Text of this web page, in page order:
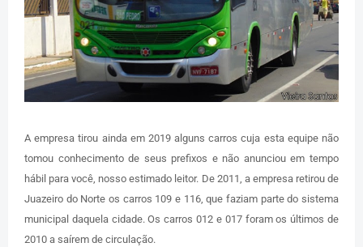
A empresa tirou ainda em 2019 alguns carros cuja esta equipe não
tomou conhecimento de seus prefixos e não anunciou em tempo
hábil para você, nosso estimado leitor. De 2011, a empresa retirou de
Juazeiro do Norte os carros 109 e 116, que faziam parte do sistema
municipal daquela cidade. Os carros 012 e 017 foram os últimos de
2010 a saírem de circulação.